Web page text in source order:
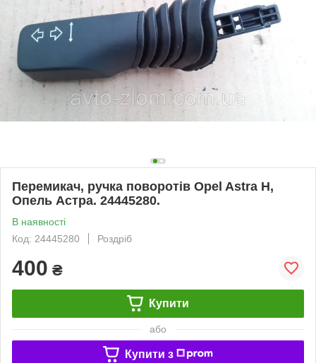
Перемикач, ручка поворотів Opel Astra H,
Опель Астра. 24445280.
В наявності
Код: 24445280
Роздріб
400 ₴
Купити
або
Купити з